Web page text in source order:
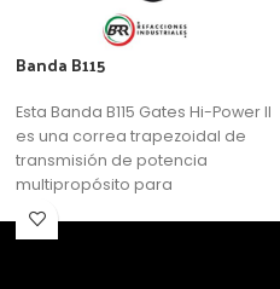
Banda B115
Esta Banda B115 Gates Hi-Power II
es una correa trapezoidal de
transmisión de potencia
multipropósito para
aplicaciones generalizadas.